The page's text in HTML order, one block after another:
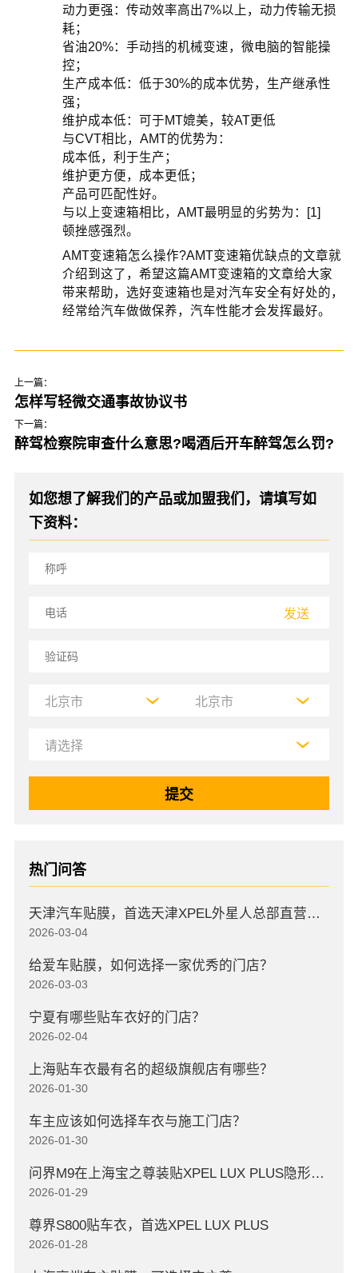
动力更强：传动效率高出7%以上，动力传输无损
耗；
省油20%：手动挡的机械变速，微电脑的智能操
控；
生产成本低：低于30%的成本优势，生产继承性
强；
维护成本低：可于MT媲美，较AT更低
与CVT相比，AMT的优势为：
成本低，利于生产；
维护更方便，成本更低；
产品可匹配性好。
与以上变速箱相比，AMT最明显的劣势为：[1]
顿挫感强烈。
AMT变速箱怎么操作?AMT变速箱优缺点的文章就
介绍到这了，希望这篇AMT变速箱的文章给大家
带来帮助，选好变速箱也是对汽车安全有好处的，
经常给汽车做做保养，汽车性能才会发挥最好。
上一篇：
怎样写轻微交通事故协议书
下一篇：
醉驾检察院审查什么意思?喝酒后开车醉驾怎么罚?
如您想了解我们的产品或加盟我们，请填写如
下资料：
发送
热门问答
天津汽车贴膜，首选天津XPEL外星人总部直营店，高口碑店
2026-03-04
给爱车贴膜，如何选择一家优秀的门店？
2026-03-03
宁夏有哪些贴车衣好的门店？
2026-02-04
上海贴车衣最有名的超级旗舰店有哪些？
2026-01-30
车主应该如何选择车衣与施工门店？
2026-01-30
问界M9在上海宝之尊装贴XPEL LUX PLUS隐形车衣
2026-01-29
尊界S800贴车衣，首选XPEL LUX PLUS
2026-01-28